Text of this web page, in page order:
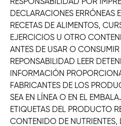
DECLARACIONES ERRÓNEAS
RECETAS DE ALIMENTOS,
EJERCICIOS U OTRO
ANTES DE USAR O
REPONSABILIDAD LEER
INFORMACIÓN
FABRICANTES DE LOS
SEA EN LÍNEA O EN EL
ETIQUETAS DEL PRODUCTO
CONTENIDO DE NUTRIENTES,